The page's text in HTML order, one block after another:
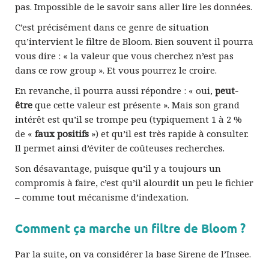
pas. Impossible de le savoir sans aller lire les données.
C’est précisément dans ce genre de situation
qu’intervient le filtre de Bloom. Bien souvent il pourra
vous dire : « la valeur que vous cherchez n’est pas
dans ce row group ». Et vous pourrez le croire.
En revanche, il pourra aussi répondre : « oui, peut-
être que cette valeur est présente ». Mais son grand
intérêt est qu’il se trompe peu (typiquement 1 à 2 %
de « faux positifs ») et qu’il est très rapide à consulter.
Il permet ainsi d’éviter de coûteuses recherches.
Son désavantage, puisque qu’il y a toujours un
compromis à faire, c’est qu’il alourdit un peu le fichier
– comme tout mécanisme d’indexation.
Comment ça marche un filtre de Bloom ?
Par la suite, on va considérer la base Sirene de l’Insee.